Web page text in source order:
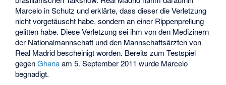
Marcelo in Schutz und erklärte, dass dieser die Verletzung
nicht vorgetäuscht habe, sondern an einer Rippenprellung
gelitten habe. Diese Verletzung sei ihm von den Medizinern
der Nationalmannschaft und den Mannschaftsärzten von
Real Madrid bescheinigt worden. Bereits zum Testspiel
gegenGhanaam 5. September 2011 wurde Marcelo
begnadigt.